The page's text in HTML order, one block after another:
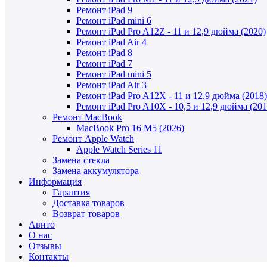
Ремонт iPad 9
Ремонт iPad mini 6
Ремонт iPad Pro A12Z - 11 и 12,9 дюйма (2020)
Ремонт iPad Air 4
Ремонт iPad 8
Ремонт iPad 7
Ремонт iPad mini 5
Ремонт iPad Air 3
Ремонт iPad Pro A12X - 11 и 12,9 дюйма (2018)
Ремонт iPad Pro A10X - 10,5 и 12,9 дюйма
Ремонт MacBook
MacBook Pro 16 M5 (2026)
Ремонт Apple Watch
Apple Watch Series 11
Замена стекла
Замена аккумулятора
Информация
Гарантия
Доставка товаров
Возврат товаров
Авито
О нас
Отзывы
Контакты